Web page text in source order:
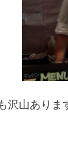
沢山ありま